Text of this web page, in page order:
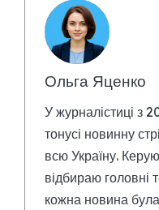
Ольга Яценко
У журналістиці з
тонусі новинну
всю Україну.
відбираю
кожна новина